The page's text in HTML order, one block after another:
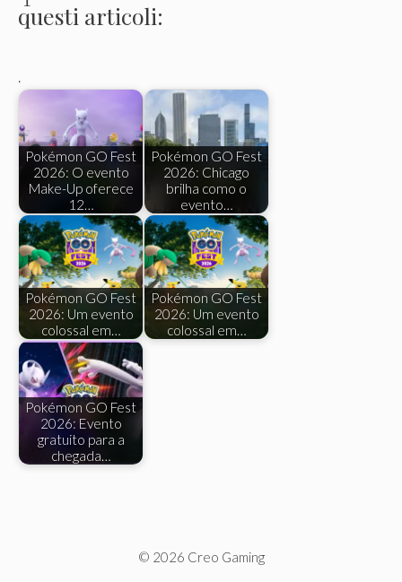
questi articoli:
.
Pokémon GO Fest
2026: O evento
Make-Up oferece
12…
Pokémon GO Fest
2026: Chicago
brilha como o
evento…
Pokémon GO Fest
2026: Um evento
colossal em…
Pokémon GO Fest
2026: Um evento
colossal em…
Pokémon GO Fest
2026: Evento
gratuito para a
chegada…
© 2026 Creo Gaming